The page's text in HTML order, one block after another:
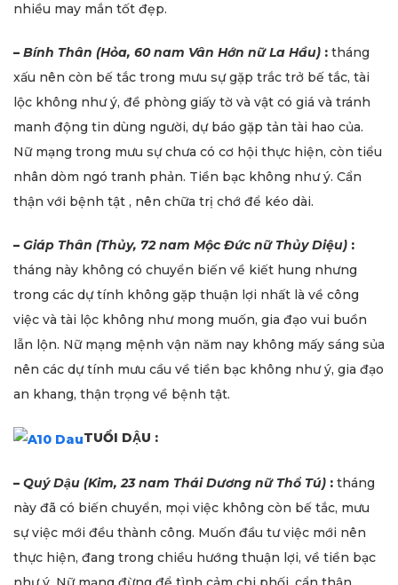
nhiều may mắn tốt đẹp.
– Bính Thân (Hỏa, 60 nam Vân Hớn nữ La Hầu) : tháng
xấu nên còn bế tắc trong mưu sự gặp trắc trở bế tắc, tài
lộc không như ý, đề phòng giấy tờ và vật có giá và tránh
manh động tin dùng người, dự báo gặp tản tài hao của.
Nữ mạng trong mưu sự chưa có cơ hội thực hiện, còn tiểu
nhân dòm ngó tranh phản. Tiền bạc không như ý. Cẩn
thận với bệnh tật , nên chữa trị chớ để kéo dài.
– Giáp Thân (Thủy, 72 nam Mộc Đức nữ Thủy Diệu) :
tháng này không có chuyển biến về kiết hung nhưng
trong các dự tính không gặp thuận lợi nhất là về công
việc và tài lộc không như mong muốn, gia đạo vui buồn
lẫn lộn. Nữ mạng mệnh vận năm nay không mấy sáng sủa
nên các dự tính mưu cầu về tiền bạc không như ý, gia đạo
an khang, thận trọng về bệnh tật.
TUỔI DẬU :
– Quý Dậu (Kim, 23 nam Thái Dương nữ Thổ Tú) : tháng
này đã có biến chuyển, mọi việc không còn bế tắc, mưu
sự việc mới đều thành công. Muốn đầu tư việc mới nên
thực hiện, đang trong chiều hướng thuận lợi, về tiền bạc